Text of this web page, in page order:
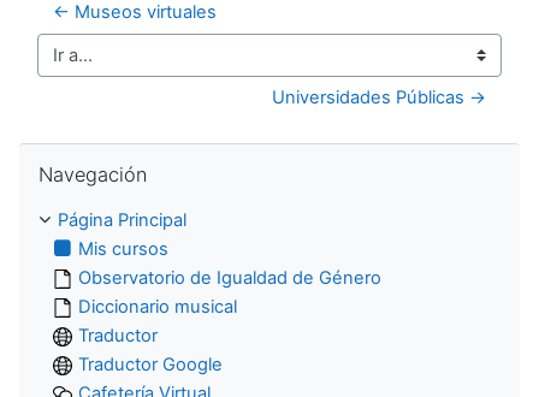
← Museos virtuales
Ir a...
Universidades Públicas →
Navegación
Página Principal
Mis cursos
Observatorio de Igualdad de Género
Diccionario musical
Traductor
Traductor Google